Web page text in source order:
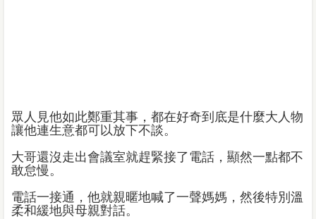
眾人見他如此鄭重其事，都在好奇到底是什麼大人物
讓他連生意都可以放下不談。
大哥還沒走出會議室就趕緊接了電話，顯然一點都不
敢怠慢。
電話一接通，他就親暱地喊了一聲媽媽，然後特別溫
柔和緩地與母親對話。